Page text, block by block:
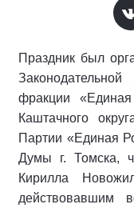
Праздник был
фракции
Каштачного
Партии «Единая
Думы г. Томска,
Кирилла
действовавшим